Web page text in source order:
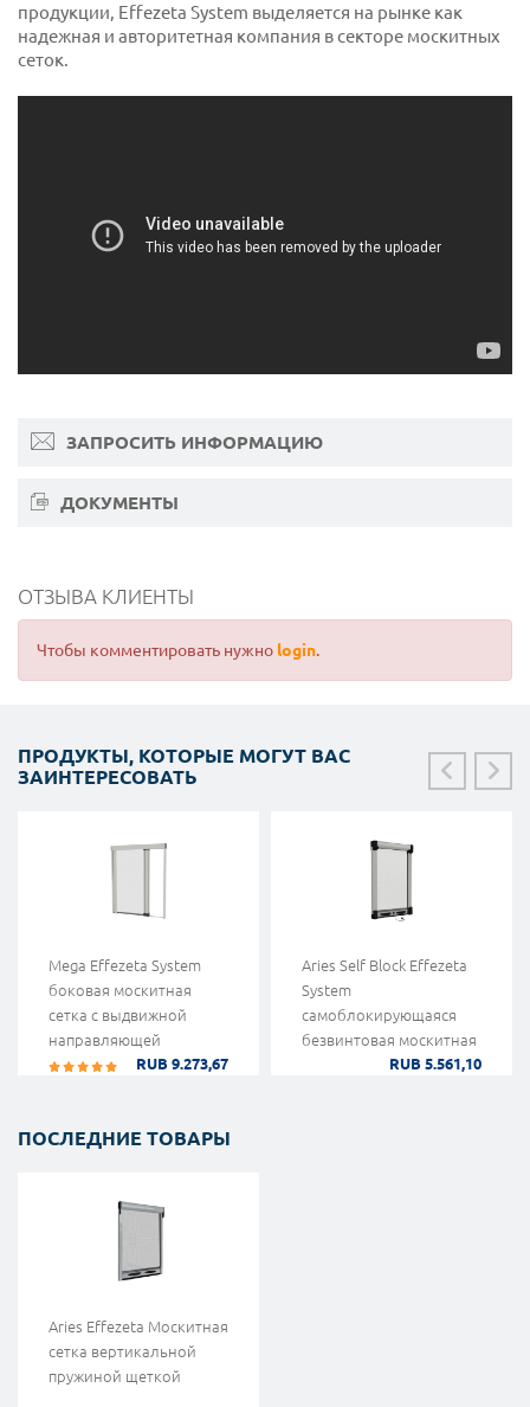
продукции, Effezeta System выделяется на рынке как
надежная и авторитетная компания в секторе москитных
сеток.
ЗАПРОСИТЬ ИНФОРМАЦИЮ
ДОКУМЕНТЫ
ОТЗЫВА КЛИЕНТЫ
Чтобы комментировать нужно login.
ПРОДУКТЫ, КОТОРЫЕ МОГУТ ВАС
ЗАИНТЕРЕСОВАТЬ
Mega Effezeta System
боковая москитная
сетка с выдвижной
направляющей
RUB 9.273,67
Aries Self Block Effezeta
System
самоблокирующаяся
безвинтовая москитная
RUB 5.561,10
ПОСЛЕДНИЕ ТОВАРЫ
Aries Effezeta Москитная
сетка вертикальной
пружиной щеткой